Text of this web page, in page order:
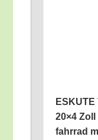
ESKUTE
20×4
fahr­rad